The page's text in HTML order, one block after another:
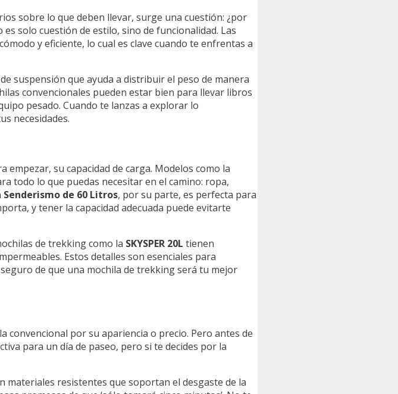
sobre lo que deben llevar, surge una cuestión: ¿por
solo cuestión de estilo, sino de funcionalidad. Las
y eficiente, lo cual es clave cuando te enfrentas a
suspensión que ayuda a distribuir el peso de manera
convencionales pueden estar bien para llevar libros
pesado. Cuando te lanzas a explorar lo
necesidades.
empezar, su capacidad de carga. Modelos como la
todo lo que puedas necesitar en el camino: ropa,
Senderismo de 60 Litros, por su parte, es perfecta para
y tener la capacidad adecuada puede evitarte
de trekking como la SKYSPER 20L tienen
Estos detalles son esenciales para
de que una mochila de trekking será tu mejor
convencional por su apariencia o precio. Pero antes de
para un día de paseo, pero si te decides por la
materiales resistentes que soportan el desgaste de la